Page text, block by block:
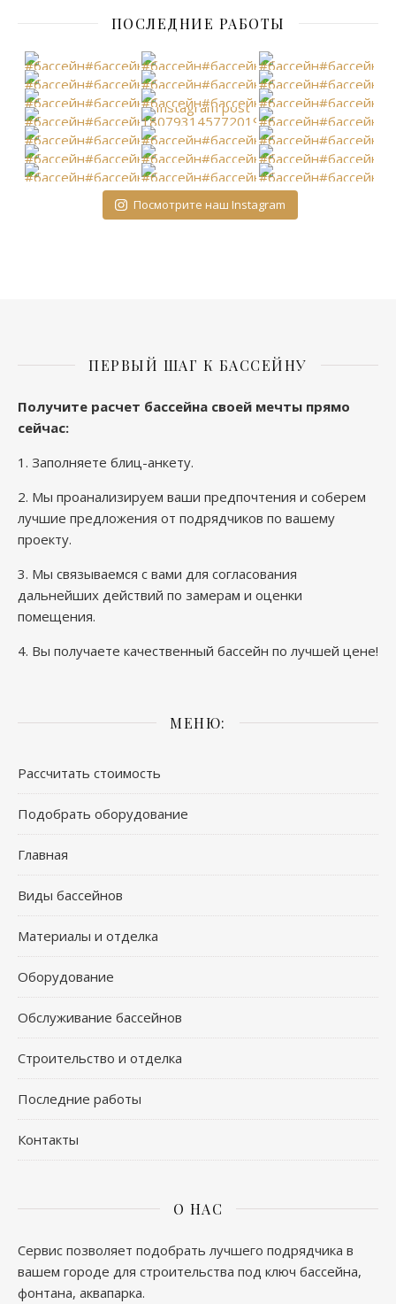
ПОСЛЕДНИЕ РАБОТЫ
Посмотрите наш Instagram
ПЕРВЫЙ ШАГ К БАССЕЙНУ
Получите расчет бассейна своей мечты прямо
сейчас:
1. Заполняете блиц-анкету.
2. Мы проанализируем ваши предпочтения и соберем
лучшие предложения от подрядчиков по вашему
проекту.
3. Мы связываемся с вами для согласования
дальнейших действий по замерам и оценки
помещения.
4. Вы получаете качественный бассейн по лучшей цене!
МЕНЮ:
Рассчитать стоимость
Подобрать оборудование
Главная
Виды бассейнов
Материалы и отделка
Оборудование
Обслуживание бассейнов
Строительство и отделка
Последние работы
Контакты
О НАС
Сервис позволяет подобрать лучшего подрядчика в
вашем городе для строительства под ключ бассейна,
фонтана, аквапарка.